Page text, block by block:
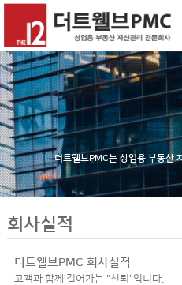
더트웰브PMC는 상업용 부동산
회사실적
더트웰브PMC 회사실적
고객과 함께 걸어가는 "신뢰"입니다.